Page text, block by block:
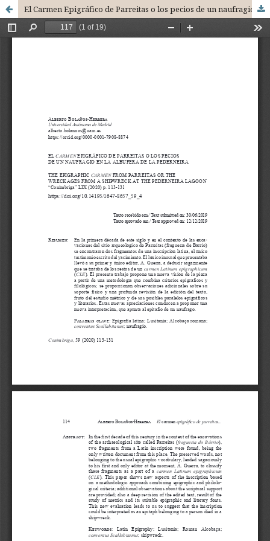
El Carmen Epigráfico de Parreitas o los pecios de un naufragio en la Albufera de la Pederneira